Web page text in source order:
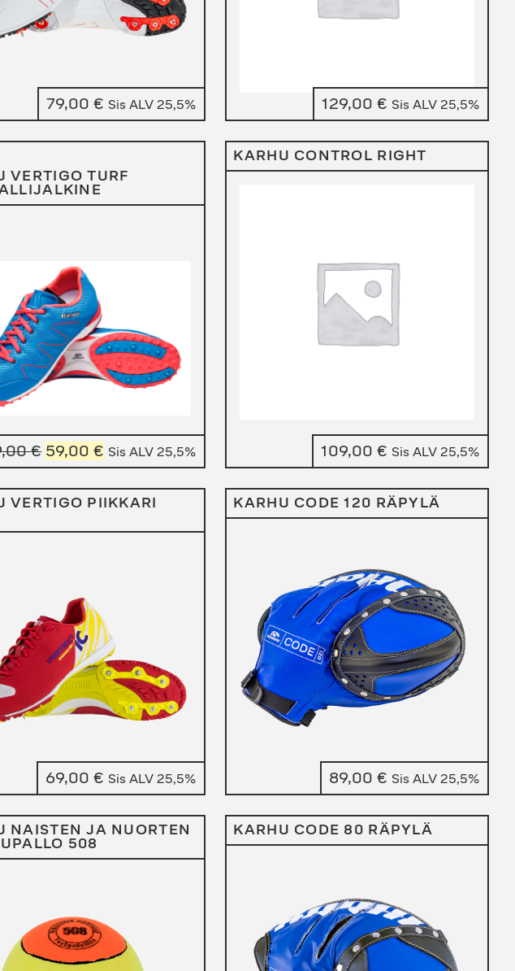
79,00€ Sis ALV 25,5% 129,00€ Sis ALV 25,5%
VERTIGO TURF
€ Alkuperäinen
hinta
oli:
59,00€ Nykyinen
hinta
on:
Sis ALV 25,5%
KARHU CONTROL RIGHT
109,00€ Sis ALV 25,5%
VERTIGO PIIKKARI
69,00€ Sis ALV 25,5%
KARHU CODE 120 RÄPYLÄ
89,00€ Sis ALV 25,5%
NAISTEN JA NUORTEN
508
KARHU CODE 80 RÄPYLÄ